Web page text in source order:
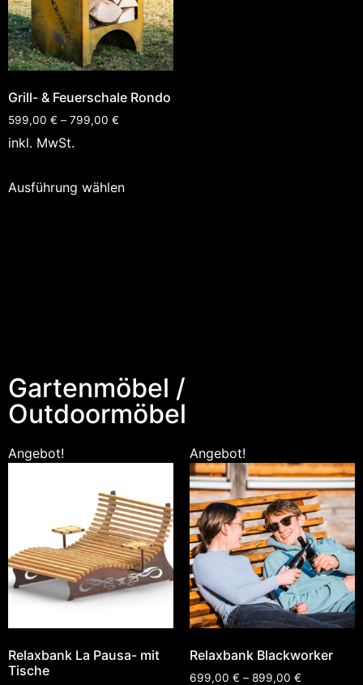
Grill- & Feuerschale Rondo
599,00 € – 799,00 €
inkl. MwSt.
Ausführung wählen
Gartenmöbel /
Outdoormöbel
Angebot!
Relaxbank La Pausa- mit
Tische
Angebot!
Relaxbank Blackworker
699,00 € – 899,00 €